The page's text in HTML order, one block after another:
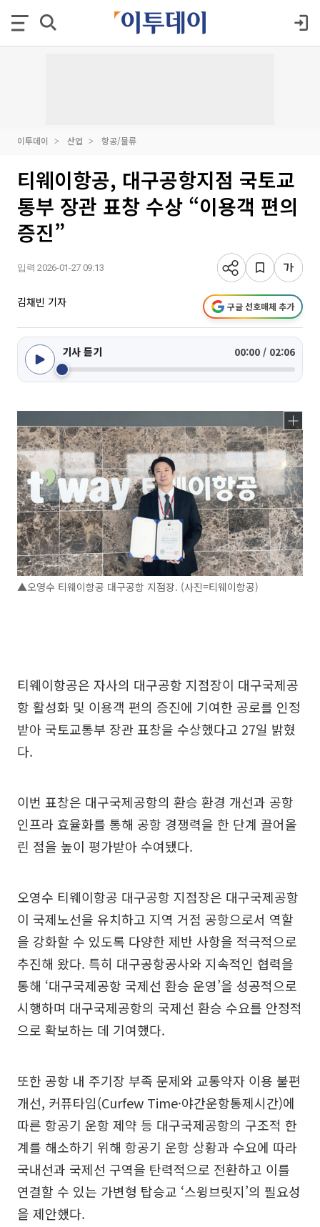
이투데이 산업 항공/물류
티웨이항공, 대구공항지점 국토교
통부 장관 표창 수상 “이용객 편의
증진”
입력 2026-01-27 09:13
김채빈 기자 구글 선호매체 추가
기사 듣기 00:00 / 02:06
▲오영수 티웨이항공 대구공항 지점장. (사진=티웨이항공)
티웨이항공은 자사의 대구공항 지점장이 대구국제공
항 활성화 및 이용객 편의 증진에 기여한 공로를 인정
받아 국토교통부 장관 표창을 수상했다고 27일 밝혔
다.
이번 표창은 대구국제공항의 환승 환경 개선과 공항
인프라 효율화를 통해 공항 경쟁력을 한 단계 끌어올
린 점을 높이 평가받아 수여됐다.
오영수 티웨이항공 대구공항 지점장은 대구국제공항
이 국제노선을 유치하고 지역 거점 공항으로서 역할
을 강화할 수 있도록 다양한 제반 사항을 적극적으로
추진해 왔다. 특히 대구공항공사와 지속적인 협력을
통해 ‘대구국제공항 국제선 환승 운영’을 성공적으로
시행하며 대구국제공항의 국제선 환승 수요를 안정적
으로 확보하는 데 기여했다.
또한 공항 내 주기장 부족 문제와 교통약자 이용 불편
개선, 커퓨타임(Curfew Time·야간운항통제시간)에
따른 항공기 운항 제약 등 대구국제공항의 구조적 한
계를 해소하기 위해 항공기 운항 상황과 수요에 따라
국내선과 국제선 구역을 탄력적으로 전환하고 이를
연결할 수 있는 가변형 탑승교 ‘스윙브릿지’의 필요성
을 제안했다.